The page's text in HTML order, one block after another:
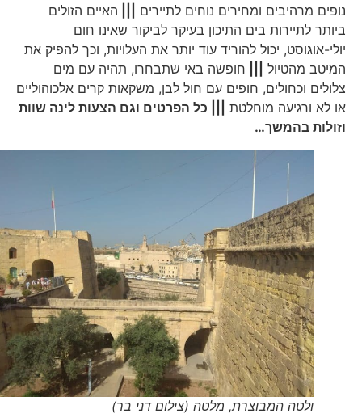
נופים מרהיבים ומחירים נוחים לתיירים|||
האיים הזולים
ביותר לתיירות בים התיכון בעיקר לביקור שאינו חום
יולי-אוגוסט, יכול להוריד עוד יותר את העלויות, וכך להפיק את
המיטב מהטיול|||
חופשה באי שתבחרו, תהיה עם מים
צלולים וכחולים, חופים עם חול לבן, משקאות קרים אלכוהוליים
או לא ורגיעה מוחלטת||| כל הפרטים וגם הצעות לינה שוות
וזולות בהמשך…
ולטה המבוצרת, מלטה (צילום דני בר)